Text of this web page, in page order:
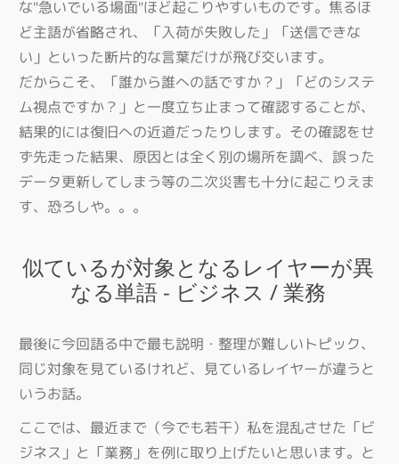
な"急いでいる場面"ほど起こりやすいものです。焦るほ
ど主語が省略され、「入荷が失敗した」「送信できな
い」といった断片的な言葉だけが飛び交います。
だからこそ、「誰から誰への話ですか？」「どのシステ
ム視点ですか？」と一度立ち止まって確認することが、
結果的には復旧への近道だったりします。その確認をせ
ず先走った結果、原因とは全く別の場所を調べ、誤った
データ更新してしまう等の二次災害も十分に起こりえま
す、恐ろしや。。。
似ているが対象となるレイヤーが異
なる単語 - ビジネス / 業務
最後に今回語る中で最も説明・整理が難しいトピック、
同じ対象を見ているけれど、見ているレイヤーが違うと
いうお話。
ここでは、最近まで（今でも若干）私を混乱させた「ビ
ジネス」と「業務」を例に取り上げたいと思います。と